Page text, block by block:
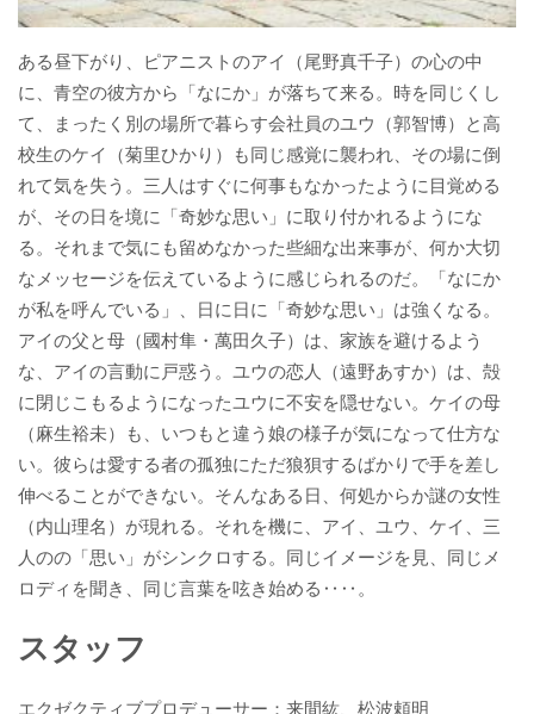
ある昼下がり、ピアニストのアイ（尾野真千子）の心の中
に、青空の彼方から「なにか」が落ちて来る。時を同じくし
て、まったく別の場所で暮らす会社員のユウ（郭智博）と高
校生のケイ（菊里ひかり）も同じ感覚に襲われ、その場に倒
れて気を失う。三人はすぐに何事もなかったように目覚める
が、その日を境に「奇妙な思い」に取り付かれるようにな
る。それまで気にも留めなかった些細な出来事が、何か大切
なメッセージを伝えているように感じられるのだ。「なにか
が私を呼んでいる」、日に日に「奇妙な思い」は強くなる。
アイの父と母（國村隼・萬田久子）は、家族を避けるよう
な、アイの言動に戸惑う。ユウの恋人（遠野あすか）は、殻
に閉じこもるようになったユウに不安を隠せない。ケイの母
（麻生裕未）も、いつもと違う娘の様子が気になって仕方な
い。彼らは愛する者の孤独にただ狼狽するばかりで手を差し
伸べることができない。そんなある日、何処からか謎の女性
（内山理名）が現れる。それを機に、アイ、ユウ、ケイ、三
人のの「思い」がシンクロする。同じイメージを見、同じメ
ロディを聞き、同じ言葉を呟き始める‥‥。
スタッフ
エクゼクティブプロデューサー：来間紘、松波頼明